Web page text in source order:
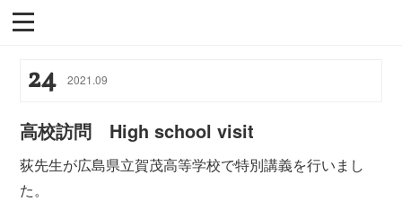
24 2021 .09
高校訪問 High school visit
荻先生が広島県立賀茂高等学校で特別講義を行いまし
た。